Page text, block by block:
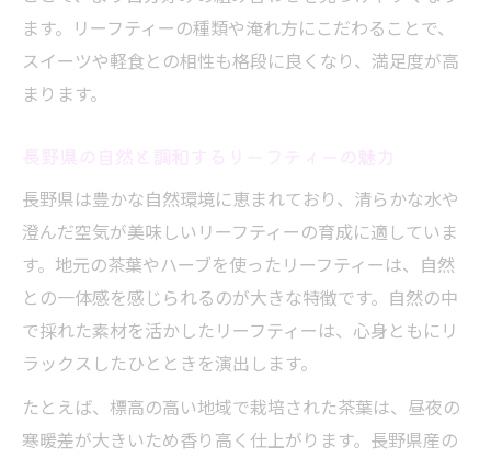
ます。リーフティーの種類や淹れ方にこだわることで、
スイーツや軽食との相性も格段に良くなり、満足度が高
まります。
長野県は豊かな自然環境に恵まれており、清らかな水や
澄んだ空気が美味しいリーフティーの育成に適していま
す。地元の茶葉やハーブを使ったリーフティーは、自然
との一体感を感じられるのが大きな特徴です。自然の中
で採れた素材を活かしたリーフティーは、心身ともにリ
ラックスしたひとときを演出します。
たとえば、標高の高い地域で栽培された茶葉は、昼夜の
寒暖差が大きいため香り高く仕上がります。長野県産の